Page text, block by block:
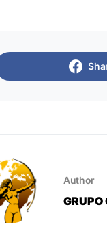
Author
GRUPO